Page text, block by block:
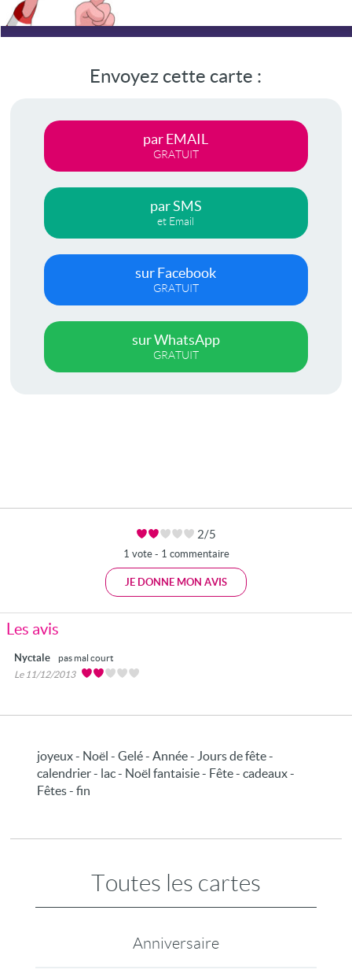
vidéo
Envoyez cette carte :
par EMAIL
GRATUIT
par SMS
et Email
sur Facebook
GRATUIT
sur WhatsApp
GRATUIT
2/5
1 vote - 1 commentaire
JE DONNE MON AVIS
Les avis
Nyctale
pas mal court
Le 11/12/2013
joyeux - Noël - Gelé - Année - Jours de fête -
calendrier - lac - Noël fantaisie - Fête - cadeaux -
Fêtes - fin
Toutes les cartes
Anniversaire